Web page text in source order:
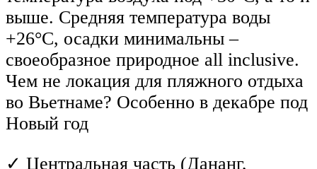
выше. Средняя температура воды
+26°C, осадки минимальны –
своеобразное природное all inclusive.
Чем не локация для пляжного отдыха
во Вьетнаме? Особенно в декабре под
Новый год
✓ Центральная часть (Дананг,